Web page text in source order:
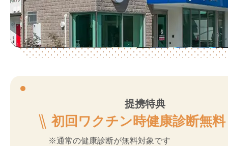
提携特典
初回ワクチン時健康診断無
※通常の健康診断が無料対象です